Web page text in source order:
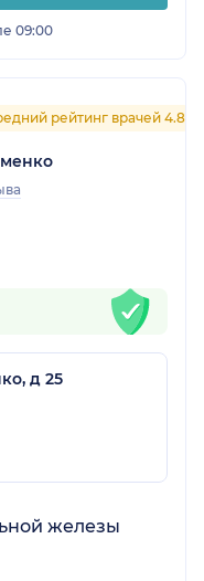
09:00
рейтинг врачей 4.8
д 25
железы